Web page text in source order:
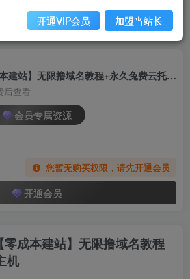
（6562期）2023【零成本建站】无限撸域名教程+永久兔费云托管主机
后查看
会员专属资源
您暂无购买权限，请先开通会员
开通会员
零成本建站】无限撸域名教程
机
开通VIP会员 加盟当站长